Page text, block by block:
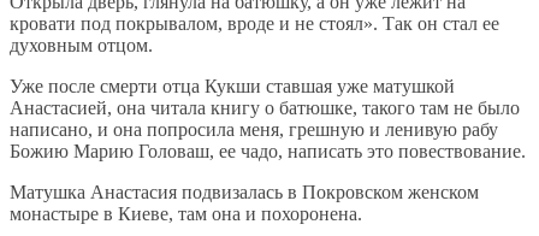
кровати под покрывалом, вроде и не стоял». Так он стал ее
духовным отцом.
Уже после смерти отца Кукши ставшая уже матушкой
Анастасией, она читала книгу о батюшке, такого там не было
написано, и она попросила меня, грешную и ленивую рабу
Божию Марию Головаш, ее чадо, написать это повествование.
Матушка Анастасия подвизалась в Покровском женском
монастыре в Киеве, там она и похоронена.